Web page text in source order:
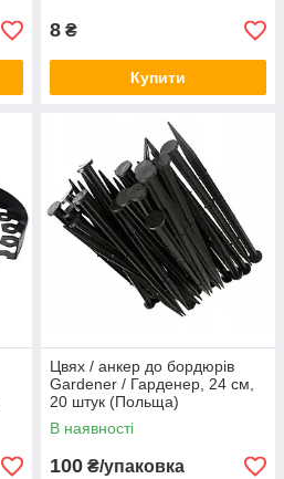
8 ₴
Купити
Цвях / анкер до бордюрів
Gardener / Гарденер, 24 см,
20 штук (Польща)
В наявності
100 ₴/упаковка